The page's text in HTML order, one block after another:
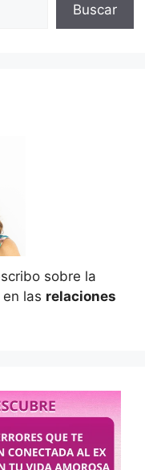
Buscar
sobre la
las relaciones